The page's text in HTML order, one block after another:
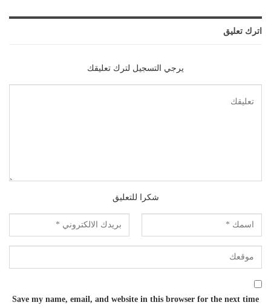
اترك تعليق
يرجي التسجيل لترك تعليقك
شكرا للتعليق
Save my name, email, and website in this browser for the next time